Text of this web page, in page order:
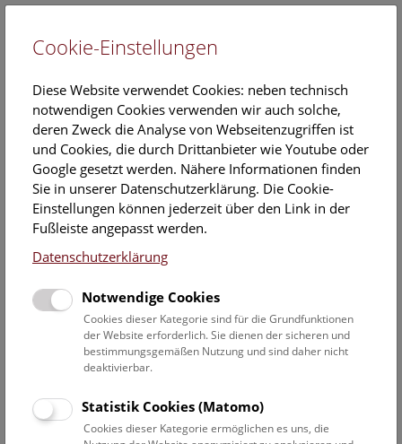
EN
Salz – Wertvoller als Gold
Salz wird vom menschlichen Körper für den Stoffwechsel
benötigt. Das Mineral wird noch heute in der Medizin
verwendet und war über lange Zeit ein beinahe
einem wertvollen Rohstoff. Da Salz darüber hinaus nicht
überall problemlos verfügbar ist, war sein Besitz nicht
immer eine Selbstverständlichkeit. So entwickelten sich
Salzproduktion und Salzhandel bereits in prähistorischer
Zeit zu bedeutenden Wirtschaftszweigen und das Salz zu
einem teuren Handelsgut.
Reichtum durch Salz
Cookie-Einstellungen
Diese Website verwendet Cookies: neben technisch
notwendigen Cookies verwenden wir auch solche,
deren Zweck die Analyse von Webseitenzugriffen ist
und Cookies, die durch Drittanbieter wie Youtube oder
Google gesetzt werden. Nähere Informationen finden
Sie in unserer Datenschutzerklärung. Die Cookie-
Einstellungen können jederzeit über den Link in der
Fußleiste angepasst werden.
Datenschutzerklärung
Notwendige Cookies
Cookies dieser Kategorie sind für die Grundfunktionen
der Website erforderlich. Sie dienen der sicheren und
bestimmungsgemäßen Nutzung und sind daher nicht
deaktivierbar.
Statistik Cookies (Matomo)
Cookies dieser Kategorie ermöglichen es uns, die